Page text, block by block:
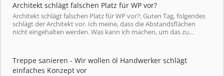
Architekt schlägt falschen Platz für WP vor?
Architekt schlägt falschen Platz für WP vor?: Guten Tag, folgendes
schlägt der Architekt vor. Ich meine, dass die Abstandsflächen
nicht eingehalten werden. Was kann ich machen, um das zu...
Treppe sanieren - Wir wollen öl Handwerker schlägt
einfaches Konzept vor